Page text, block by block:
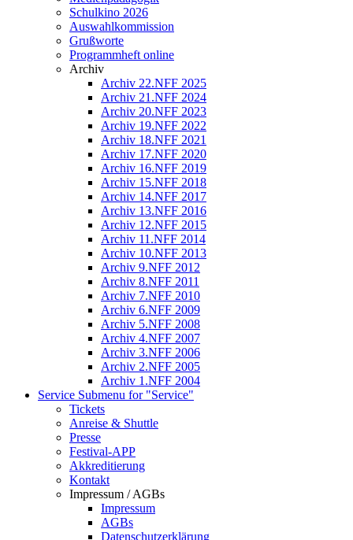
Schulkino 2026
Auswahlkommission
Grußworte
Programmheft online
Archiv
Archiv 22.NFF 2025
Archiv 21.NFF 2024
Archiv 20.NFF 2023
Archiv 19.NFF 2022
Archiv 18.NFF 2021
Archiv 17.NFF 2020
Archiv 16.NFF 2019
Archiv 15.NFF 2018
Archiv 14.NFF 2017
Archiv 13.NFF 2016
Archiv 12.NFF 2015
Archiv 11.NFF 2014
Archiv 10.NFF 2013
Archiv 9.NFF 2012
Archiv 8.NFF 2011
Archiv 7.NFF 2010
Archiv 6.NFF 2009
Archiv 5.NFF 2008
Archiv 4.NFF 2007
Archiv 3.NFF 2006
Archiv 2.NFF 2005
Archiv 1.NFF 2004
Service Submenu for "Service"
Tickets
Anreise & Shuttle
Presse
Festival-APP
Akkreditierung
Kontakt
Impressum / AGBs
Impressum
AGBs
Datenschutzerklärung